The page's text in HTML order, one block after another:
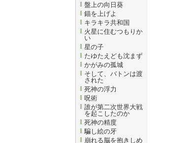
盤上の向日葵
錨を上げよ
キラキラ共和国
火星に住むつもりか
い
星の子
たゆたえども沈まず
かがみの孤城
そして、バトンは渡
された
死神の浮力
呪術
誰が第二次世界大戦
を起こしたのか
死神の精度
騙し絵の牙
崩れる脳を抱きしめ